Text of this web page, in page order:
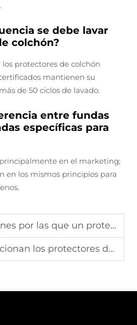
se debe lavar
colchón?
protectores de colchón
mantienen su
de 50 ciclos de lavado.
entre fundas
específicas para
en el marketing;
en los mismos principios para
que un protector de colchón es una inversión imprescindible
protectores de colchón refrigerantes para sudores nocturnos?